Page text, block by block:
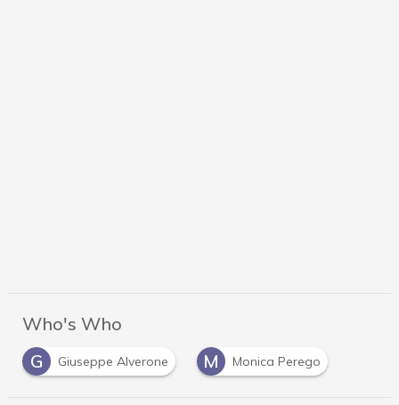
Who's Who
G
Giuseppe Alverone M Monica Perego